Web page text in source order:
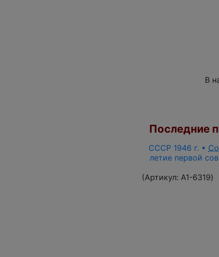
В
Последние
СССР 1946 г. •
летие первой
(Артикул: A1-6319)